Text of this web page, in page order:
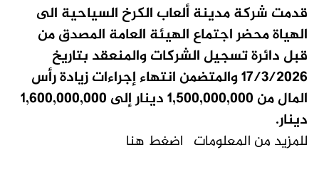
قدمت شركة مدينة ألعاب الكرخ السياحية الى
الهياة محضر اجتماع الهيئة العامة المصدق من
قبل دائرة تسجيل الشركات والمنعقد بتاريخ
17/3/2026 والمتضمن انتهاء إجراءات زيادة رأس
المال من 1,500,000,000 دينار إلى 1,600,000,000
دينار.
للمزيد من المعلومات اضغط هنا